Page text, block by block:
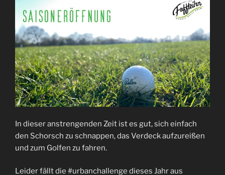
In dieser anstrengenden Zeit ist es gut, sich einfach
den Schorsch zu schnappen, das Verdeck aufzureißen
und zum Golfen zu fahren.
Leider fällt die #urbanchallenge dieses Jahr aus